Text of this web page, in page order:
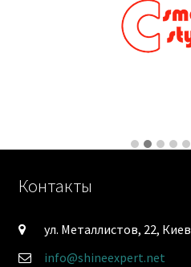
Контакты
ул. Металлистов, 22, Киев
info@shineexpert.net